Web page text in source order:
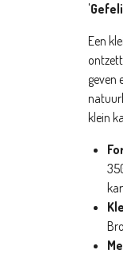
'
Een
geven
klein